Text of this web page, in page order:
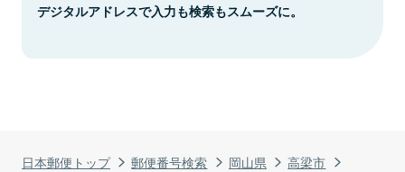
日本郵便トップ 郵便番号検索 岡山県
高梁市
デジタルアドレスで入力も検索もスムーズに。